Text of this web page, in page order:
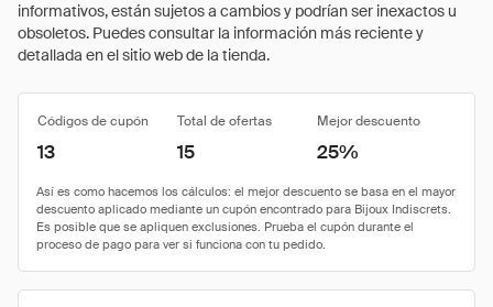
informativos, están sujetos a cambios y podrían ser inexactos u
obsoletos. Puedes consultar la información más reciente y
detallada en el sitio web de la tienda.
Códigos de cupón Total de ofertas Mejor descuento
13 15 25%